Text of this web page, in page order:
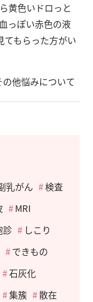
黄色いドロっと
っぽい赤色の液
もらった方がい
の他悩みについて
乳がん
検査
MRI
診
しこり
できもの
石灰化
集簇
散在